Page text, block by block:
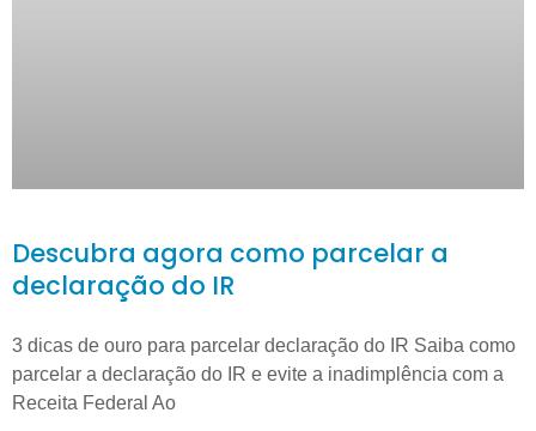
Descubra agora como parcelar a
declaração do IR
3 dicas de ouro para parcelar declaração do IR Saiba como
parcelar a declaração do IR e evite a inadimplência com a
Receita Federal Ao